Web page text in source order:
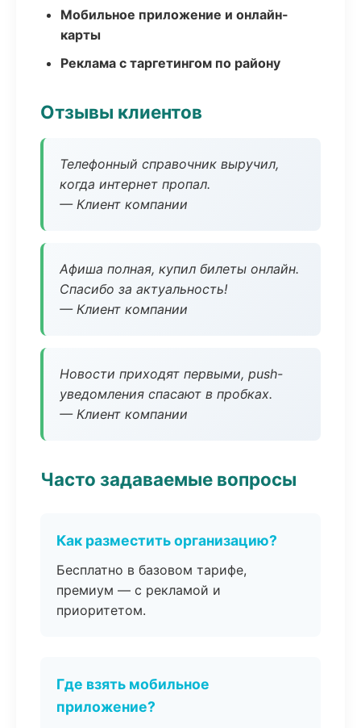
Мобильное приложение и онлайн-
карты
Реклама с таргетингом по району
Отзывы клиентов
Телефонный справочник выручил,
когда интернет пропал.
— Клиент компании
Афиша полная, купил билеты онлайн.
Спасибо за актуальность!
— Клиент компании
Новости приходят первыми, push-
уведомления спасают в пробках.
— Клиент компании
Часто задаваемые вопросы
Как разместить организацию?
Бесплатно в базовом тарифе,
премиум — с рекламой и
приоритетом.
Где взять мобильное
приложение?